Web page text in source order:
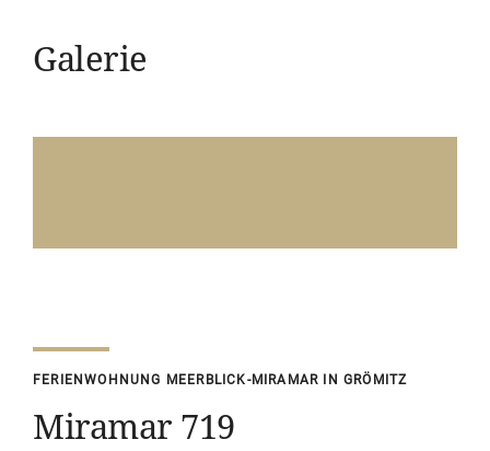
Galerie
FERIENWOHNUNG MEERBLICK-MIRAMAR IN GRÖMITZ
Miramar 719